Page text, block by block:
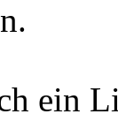
ein